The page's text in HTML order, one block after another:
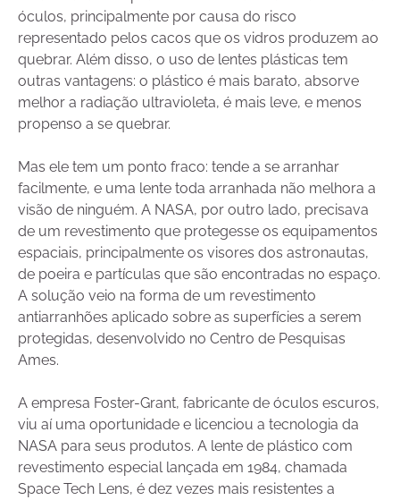
óculos, principalmente por causa do risco
representado pelos cacos que os vidros produzem ao
quebrar. Além disso, o uso de lentes plásticas tem
outras vantagens: o plástico é mais barato, absorve
melhor a radiação ultravioleta, é mais leve, e menos
propenso a se quebrar.
Mas ele tem um ponto fraco: tende a se arranhar
facilmente, e uma lente toda arranhada não melhora a
visão de ninguém. A NASA, por outro lado, precisava
de um revestimento que protegesse os equipamentos
espaciais, principalmente os visores dos astronautas,
de poeira e partículas que são encontradas no espaço.
A solução veio na forma de um revestimento
antiarranhões aplicado sobre as superfícies a serem
protegidas, desenvolvido no Centro de Pesquisas
Ames.
A empresa Foster-Grant, fabricante de óculos escuros,
viu aí uma oportunidade e licenciou a tecnologia da
NASA para seus produtos. A lente de plástico com
revestimento especial lançada em 1984, chamada
Space Tech Lens, é dez vezes mais resistentes a